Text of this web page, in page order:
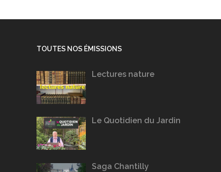
TOUTES NOS ÉMISSIONS
Lectures nature
Le Quotidien du Jardin
Saga Chantilly